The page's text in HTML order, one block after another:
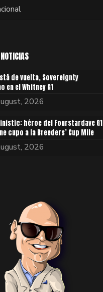
de vuelta, Sovereignty
en el Whitney G1
2026
héroe del Fourstardave G1
cupo a la Breeders’ Cup Mile
2026